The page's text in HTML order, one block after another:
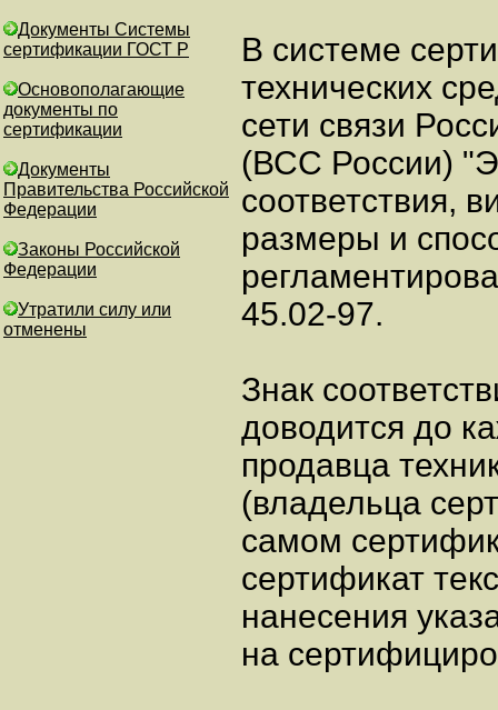
Документы Системы
сертификации ГОСТ Р
Основополагающие
документы по
сертификации
Документы
Правительства Российской
Федерации
Законы Российской
Федерации
Утратили силу или
отменены
В системе
технических
сети связи
(ВСС России)
соответствия,
размеры и
45.02-97.
Знак
доводится до
продавца
(владельца
самом
сертификат
нанесения
на